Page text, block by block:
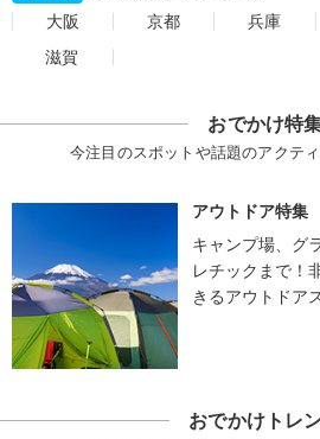
大阪
京都 兵庫
滋賀
おでかけ特
今注目のスポットや話題のアクテ
アウトドア特集
キャンプ場、グ
レチックまで！
きるアウトドア
おでかけトレ